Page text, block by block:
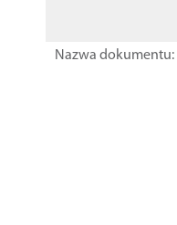
Nazwa dokumentu: